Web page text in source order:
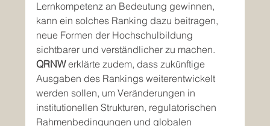
Lernkompetenz an Bedeutung gewinnen,
kann ein solches Ranking dazu beitragen,
neue Formen der Hochschulbildung
sichtbarer und verständlicher zu machen.
QRNW erklärte zudem, dass zukünftige
Ausgaben des Rankings weiterentwickelt
werden sollen, um Veränderungen in
institutionellen Strukturen, regulatorischen
Rahmenbedingungen und globalen